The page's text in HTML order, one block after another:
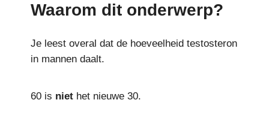
Waarom dit onderwerp?
Je leest overal dat de hoeveelheid testosteron
in mannen daalt.
60 is niet het nieuwe 30.